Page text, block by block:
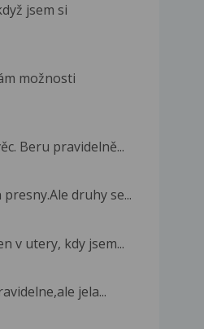
jsem si
možnosti
Beru pravidelně...
druhy se...
v utery, kdy jsem...
jela...